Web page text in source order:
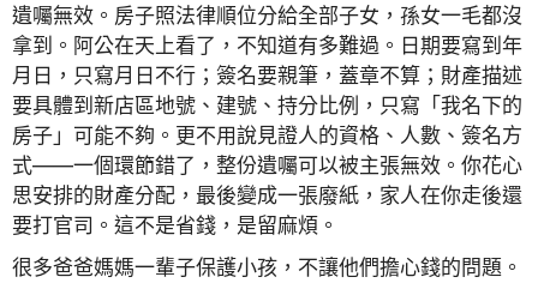
遺囑無效。房子照法律順位分給全部子女，孫女一毛都沒
拿到。阿公在天上看了，不知道有多難過。日期要寫到年
月日，只寫月日不行；簽名要親筆，蓋章不算；財產描述
要具體到新店區地號、建號、持分比例，只寫「我名下的
房子」可能不夠。更不用說見證人的資格、人數、簽名方
式——一個環節錯了，整份遺囑可以被主張無效。你花心
思安排的財產分配，最後變成一張廢紙，家人在你走後還
要打官司。這不是省錢，是留麻煩。
很多爸爸媽媽一輩子保護小孩，不讓他們擔心錢的問題。